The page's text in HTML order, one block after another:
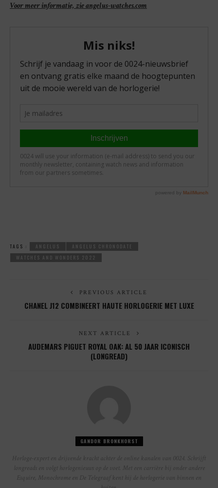
Voor meer informatie, zie angelus-watches.com
TAGS : ANGELUS
ANGELUS CHRONODATE
WATCHES AND WONDERS 2022
PREVIOUS ARTICLE
CHANEL J12 COMBINEERT HAUTE HORLOGERIE MET LUXE
NEXT ARTICLE
AUDEMARS PIGUET ROYAL OAK: AL 50 JAAR ICONISCH
(LONGREAD)
GANDOR BRONKHORST
Horloge-expert en drijvende kracht achter de online kanalen van 0024. Schrijft
longreads en volgt horlogenieuws op de voet. Met een carrière bij onder andere
Esquire, Monochrome en De Telegraaf kent hij de horlogerie van binnen en